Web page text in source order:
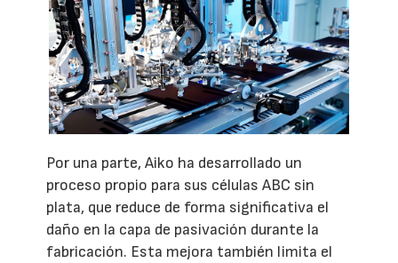
Por una parte, Aiko ha desarrollado un
proceso propio para sus células ABC sin
plata, que reduce de forma significativa el
daño en la capa de pasivación durante la
fabricación. Esta mejora también limita el